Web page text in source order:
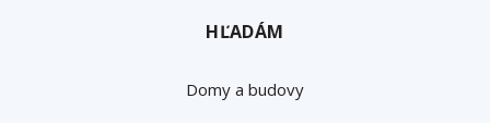
HĽADÁM
Domy a budovy